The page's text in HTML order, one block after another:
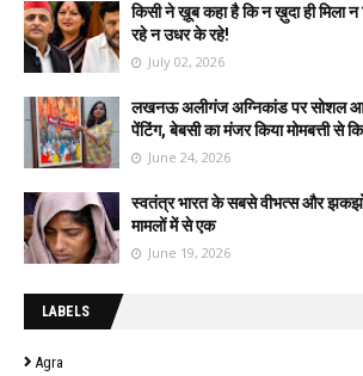
किसी ने ख़ूब कहा है कि न ख़ुदा ही मिला
रहे न उधर के रहे!
July 02, 2026
लखनऊ अलीगंज अग्निकांड पर सोशल
पेंटिंग, बेबसी का मंजर किया मोमबत्ती से
June 24, 2026
स्वतंत्र भारत के सबसे वीभत्स और
मामलों में से एक
June 19, 2026
LABELS
Agra